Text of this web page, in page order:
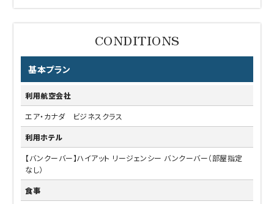
基本プラン
利用航空会社
エア・カナダ ビジネスクラス
利用ホテル
【バンクーバー】ハイアット リージェンシー バンクーバー（部屋指定
なし）
食事